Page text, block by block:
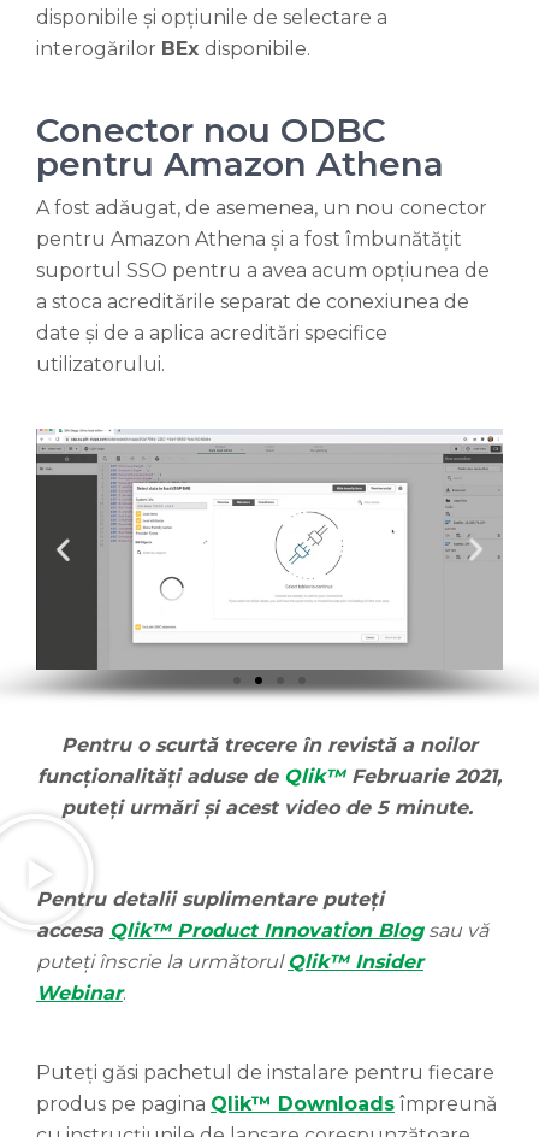
disponibile și opțiunile de selectare a
interogărilor BEx disponibile.
Conector nou ODBC
pentru Amazon Athena
A fost adăugat, de asemenea, un nou conector
pentru Amazon Athena și a fost îmbunătățit
suportul SSO pentru a avea acum opțiunea de
a stoca acreditările separat de conexiunea de
date și de a aplica acreditări specifice
utilizatorului.
Pentru o scurtă trecere în revistă a noilor
funcționalități aduse de Qlik™Februarie 2021,
puteți urmări și acest video de 5 minute.
Pentru detalii suplimentare puteți
accesa Qlik™ Product Innovation Blog sau vă
puteți înscrie la următorulQlik™ Insider
Webinar.
Puteți găsi pachetul de instalare pentru fiecare
produs pe pagina Qlik™ Downloads împreună